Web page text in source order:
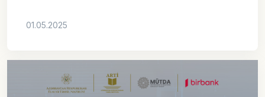
01.05.2025